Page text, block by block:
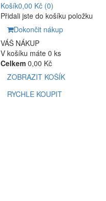
Košík0,00 Kč (0)
Přidali jste do košíku položku
Dokončit nákup
VÁŠ NÁKUP
V košíku máte 0 ks
Celkem 0,00 Kč
ZOBRAZIT KOŠÍK
RYCHLE KOUPIT